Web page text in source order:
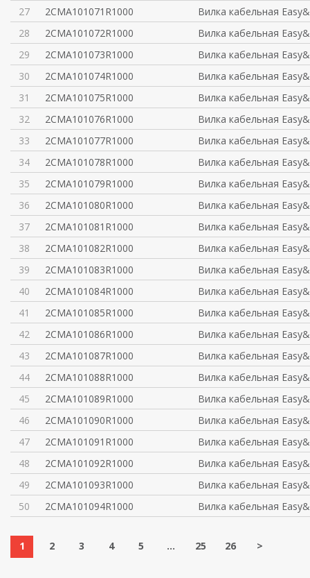
27
2CMA101071R1000
Вилка кабельная
28
2CMA101072R1000
Вилка кабельная
29
2CMA101073R1000
Вилка кабельная
30
2CMA101074R1000
Вилка кабельная
31
2CMA101075R1000
Вилка кабельная
32
2CMA101076R1000
Вилка кабельная
33
2CMA101077R1000
Вилка кабельная
34
2CMA101078R1000
Вилка кабельная
35
2CMA101079R1000
Вилка кабельная
36
2CMA101080R1000
Вилка кабельная
37
2CMA101081R1000
Вилка кабельная
38
2CMA101082R1000
Вилка кабельная
39
2CMA101083R1000
Вилка кабельная
40
2CMA101084R1000
Вилка кабельная
41
2CMA101085R1000
Вилка кабельная
42
2CMA101086R1000
Вилка кабельная
43
2CMA101087R1000
Вилка кабельная
44
2CMA101088R1000
Вилка кабельная
45
2CMA101089R1000
Вилка кабельная
46
2CMA101090R1000
Вилка кабельная
47
2CMA101091R1000
Вилка кабельная
48
2CMA101092R1000
Вилка кабельная
49
2CMA101093R1000
Вилка кабельная
50
2CMA101094R1000 Вилка кабельная
1 2 3 4 5 ... 25 26 >